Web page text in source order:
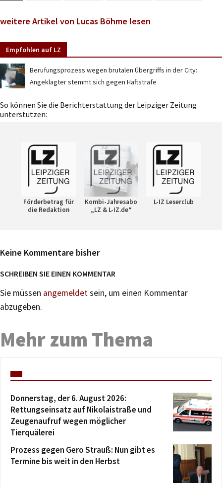
weitere Artikel von Lucas Böhme lesen
Empfohlen auf LZ
Berufungsprozess wegen brutalen Übergriffs in der City:
Angeklagter stemmt sich gegen Haftstrafe
So können Sie die Berichterstattung der Leipziger Zeitung
unterstützen:
Förderbetrag für
die Redaktion
Kombi-Jahresabo
„LZ & L-IZ.de“
L-IZ Leserclub
Keine Kommentare bisher
SCHREIBEN SIE EINEN KOMMENTAR
Sie müssen angemeldetsein, um einen Kommentar
abzugeben.
Mehr zum Thema
Donnerstag, der 6. August 2026:
Rettungseinsatz auf Nikolaistraße und
Zeugenaufruf wegen möglicher
Tierquälerei
Prozess gegen Gero Strauß: Nun gibt es
Termine bis weit in den Herbst